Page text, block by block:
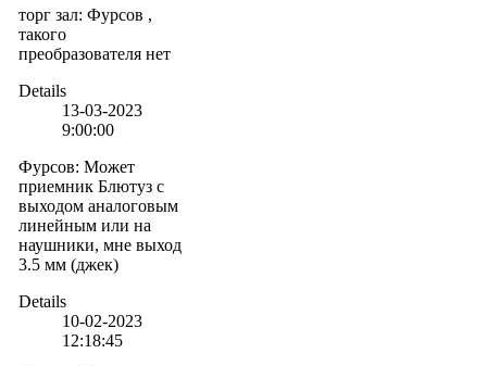
торг зал: Фурсов ,
такого
преобразователя нет
Details
13-03-2023
9:00:00
Фурсов: Может
приемник Блютуз с
выходом аналоговым
линейным или на
наушники, мне выход
3.5 мм (джек)
Details
10-02-2023
12:18:45